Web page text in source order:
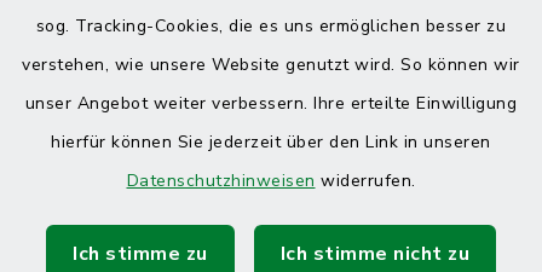
sog. Tracking-Cookies, die es uns ermöglichen besser zu
verstehen, wie unsere Website genutzt wird. So können wir
unser Angebot weiter verbessern. Ihre erteilte Einwilligung
hierfür können Sie jederzeit über den Link in unseren
Datenschutzhinweisen widerrufen.
Ich stimme zu Ich stimme nicht zu